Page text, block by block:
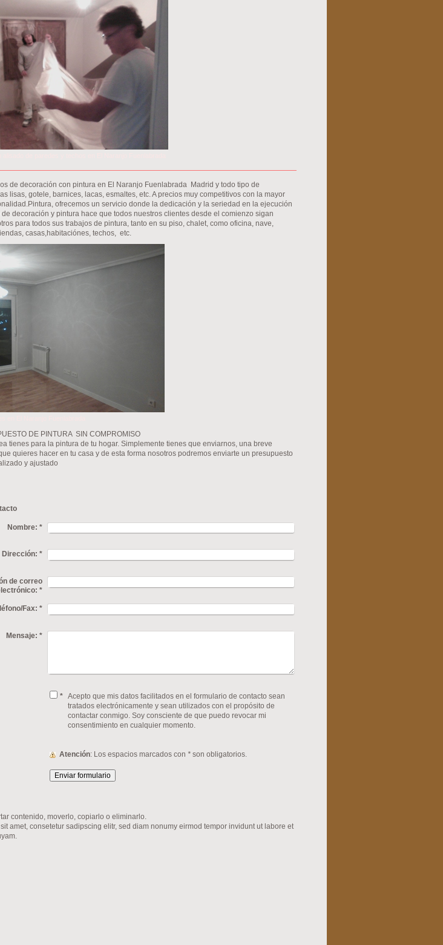
de decoración con pintura en El Naranjo Fuenlabrada Madrid y todo tipo de
lisas, gotele, barnices, lacas, esmaltes, etc. A precios muy competitivos con la mayor
ofrecemos un servicio donde la dedicación y la seriedad en la ejecución
decoración y pintura hace que todos nuestros clientes desde el comienzo sigan
para todos sus trabajos de pintura, tanto en su piso, chalet, como oficina, nave,
casas,habitaciónes, techos, etc.
DE PINTURA SIN COMPROMISO
tienes para la pintura de tu hogar. Simplemente tienes que enviarnos, una breve
quieres hacer en tu casa y de esta forma nosotros podremos enviarte un presupuesto
y ajustado
Nombre: *
Dirección: *
de correo
*
Fax: *
Mensaje: *
*
Acepto que mis datos facilitados en el formulario de contacto sean
tratados electrónicamente y sean utilizados con el propósito de
contactar conmigo. Soy consciente de que puedo revocar mi
consentimiento en cualquier momento.
Atención : Los espacios marcados con *son obligatorios.
contenido, moverlo, copiarlo o eliminarlo.
amet, consetetur sadipscing elitr, sed diam nonumy eirmod tempor invidunt ut labore et